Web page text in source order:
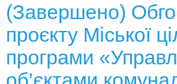
(Завершено)
проєкту Міської
програми